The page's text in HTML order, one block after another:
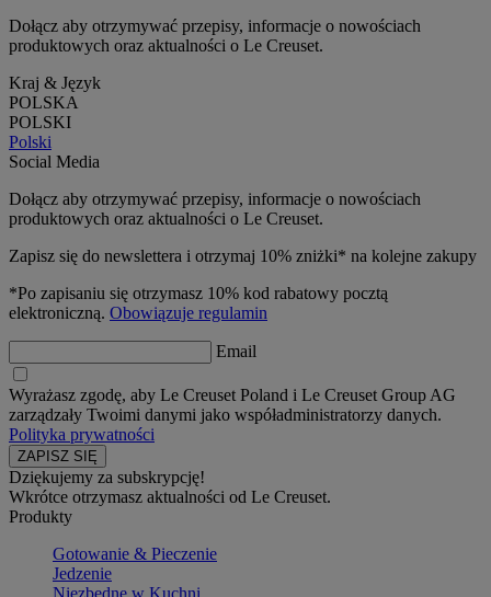
Dołącz aby otrzymywać przepisy, informacje o nowościach
produktowych oraz aktualności o Le Creuset.
Kraj & Język
POLSKA
POLSKI
Polski
Social Media
Dołącz aby otrzymywać przepisy, informacje o nowościach
produktowych oraz aktualności o Le Creuset.
Zapisz się do newslettera i otrzymaj 10% zniżki* na kolejne zakupy
*Po zapisaniu się otrzymasz 10% kod rabatowy pocztą
elektroniczną. Obowiązuje regulamin
Email
Wyrażasz zgodę, aby Le Creuset Poland i Le Creuset Group AG
zarządzały Twoimi danymi jako współadministratorzy danych.
Polityka prywatności
Dziękujemy za subskrypcję!
Wkrótce otrzymasz aktualności od Le Creuset.
Produkty
Gotowanie & Pieczenie
Jedzenie